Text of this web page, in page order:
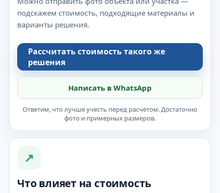
подскажем стоимость, подходящие материалы и
варианты решения.
Рассчитать стоимость такого же
решения
Написать в WhatsApp
Ответим, что лучше учесть перед расчётом. Достаточно
фото и примерных размеров.
↗
Что влияет на стоимость